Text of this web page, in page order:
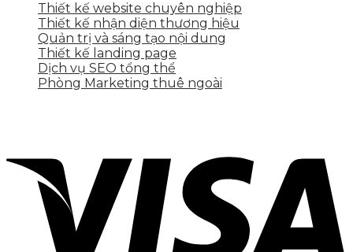
Thiết kế website chuyên nghiệp
Thiết kế nhận diện thương hiệu
Quản trị và sáng tạo nội dung
Thiết kế landing page
Dịch vụ SEO tổng thể
Phòng Marketing thuê ngoài